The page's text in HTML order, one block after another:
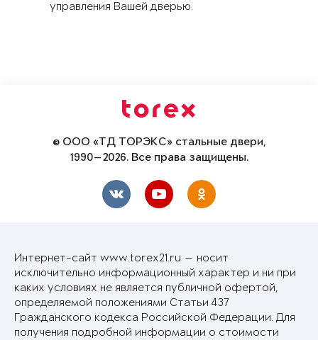
управления Вашей дверью.
© ООО «ТД ТОРЭКС» стальные двери,
1990—2026. Все права защищены.
Интернет-сайт www.torex21.ru — носит
исключительно информационный характер и ни при
каких условиях не является публичной офертой,
определяемой положениями Статьи 437
Гражданского кодекса Российской Федерации. Для
получения подробной информации о стоимости